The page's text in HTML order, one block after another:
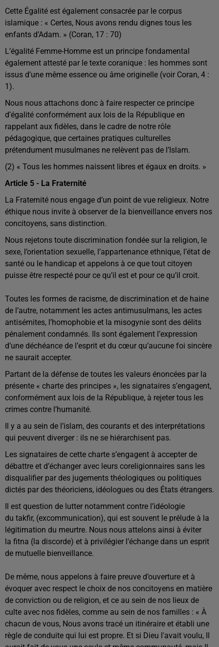
Cette Égalité est également consacrée par le corpus
islamique : « Certes, Nous avons rendu dignes tous les
enfants d’Adam. » (Coran, 17 : 70)
L’égalité Femme-Homme est un principe fondamental
également attesté par le texte coranique : les hommes sont
issus d’une même essence ou âme originelle (voir Coran, 4 :
1).
Nous nous attachons donc à faire respecter ce principe
d’égalité conformément aux lois de la République en
rappelant aux fidèles, dans le cadre de notre rôle
pédagogique, que certaines pratiques culturelles
prétendument musulmanes ne relèvent pas de l’Islam.
(2) « Tous les hommes naissent libres et égaux en droits. »
Article 5 - La Fraternité
La Fraternité nous engage d’un point de vue religieux. Notre
éthique nous invite à observer de la bienveillance envers nos
concitoyens, sans distinction.
Nous rejetons toute discrimination fondée sur la religion, le
sexe, l’orientation sexuelle, l’appartenance ethnique, l’état de
santé ou le handicap et appelons à ce que tout citoyen
puisse être respecté pour ce qu’il est et pour ce qu’il croit.
Toutes les formes de racisme, de discrimination et de haine
de l’autre, notamment les actes antimusulmans, les actes
antisémites, l’homophobie et la misogynie sont des délits
pénalement condamnés. Ils sont également l’expression
d’une déchéance de l’esprit et du cœur qu’aucune foi sincère
ne saurait accepter.
Partant de la défense de toutes les valeurs énoncées par la
présente « charte des principes », les signataires s’engagent,
conformément aux lois de la République, à rejeter tous les
crimes contre l’humanité.
Il y a au sein de l’islam, des courants et des interprétations
qui peuvent diverger : ils ne se hiérarchisent pas.
Les signataires de cette charte s’engagent à accepter de
débattre et d’échanger avec leurs coreligionnaires sans les
disqualifier par des jugements théologiques ou politiques
dictés par des théoriciens, idéologues ou des États étrangers.
Il est question de lutter notamment contre l’idéologie
du takfir, (excommunication), qui est souvent le prélude à la
légitimation du meurtre. Nous nous attelons ainsi à éviter
la fitna (la discorde) et à privilégier l’échange dans un esprit
de mutuelle bienveillance.
De même, nous appelons à faire preuve d’ouverture et à
évoquer avec respect le choix de nos concitoyens en matière
de conviction ou de religion, et ce au sein de nos lieux de
culte avec nos fidèles, comme au sein de nos familles : « À
chacun de vous, Nous avons tracé un itinéraire et établi une
règle de conduite qui lui est propre. Et si Dieu l'avait voulu, Il